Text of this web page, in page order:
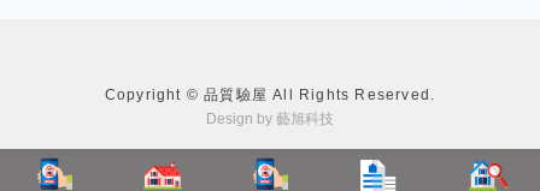
Copyright © 品質驗屋 All Rights Reserved.
Design by 藝旭科技